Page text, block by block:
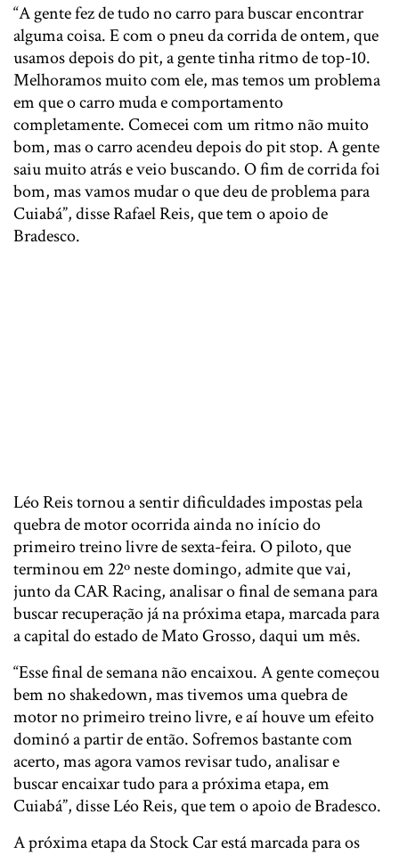
“A gente fez de tudo no carro para buscar encontrar
alguma coisa. E com o pneu da corrida de ontem, que
usamos depois do pit, a gente tinha ritmo de top-10.
Melhoramos muito com ele, mas temos um problema
em que o carro muda e comportamento
completamente. Comecei com um ritmo não muito
bom, mas o carro acendeu depois do pit stop. A gente
saiu muito atrás e veio buscando. O fim de corrida foi
bom, mas vamos mudar o que deu de problema para
Cuiabá”, disse Rafael Reis, que tem o apoio de
Bradesco.
Léo Reis tornou a sentir dificuldades impostas pela
quebra de motor ocorrida ainda no início do
primeiro treino livre de sexta-feira. O piloto, que
terminou em 22º neste domingo, admite que vai,
junto da CAR Racing, analisar o final de semana para
buscar recuperação já na próxima etapa, marcada para
a capital do estado de Mato Grosso, daqui um mês.
“Esse final de semana não encaixou. A gente começou
bem no shakedown, mas tivemos uma quebra de
motor no primeiro treino livre, e aí houve um efeito
dominó a partir de então. Sofremos bastante com
acerto, mas agora vamos revisar tudo, analisar e
buscar encaixar tudo para a próxima etapa, em
Cuiabá”, disse Léo Reis, que tem o apoio de Bradesco.
A próxima etapa da Stock Car está marcada para os